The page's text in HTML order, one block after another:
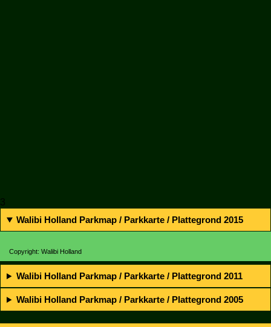
3
Walibi Holland Parkmap / Parkkarte / Plattegrond 2015
Copyright: Walibi Holland
Walibi Holland Parkmap / Parkkarte / Plattegrond 2011
Walibi Holland Parkmap / Parkkarte / Plattegrond 2005